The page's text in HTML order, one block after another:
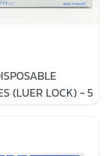
(LUER LOCK) - 5